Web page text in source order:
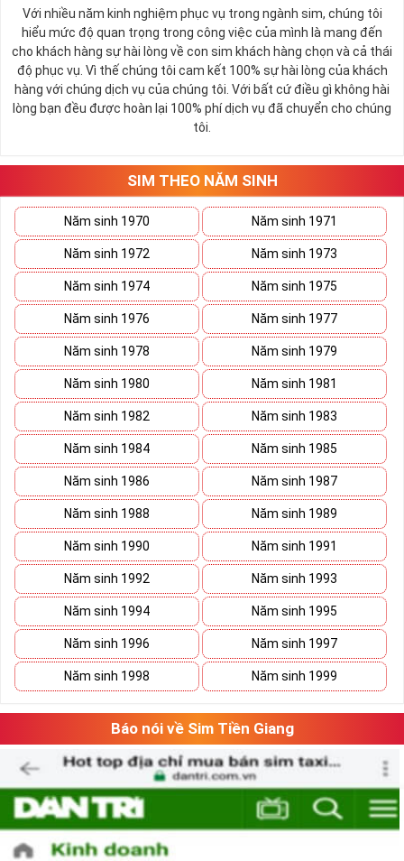
Với nhiều năm kinh nghiệm phục vụ trong ngành sim, chúng tôi
hiểu mức độ quan trọng trong công việc của mình là mang đến
cho khách hàng sự hài lòng về con sim khách hàng chọn và cả thái
độ phục vụ. Vì thế chúng tôi cam kết 100% sự hài lòng của khách
hàng với chúng dịch vụ của chúng tôi. Với bất cứ điều gì không hài
lòng bạn đều được hoàn lại 100% phí dịch vụ đã chuyển cho chúng
tôi.
SIM THEO NĂM SINH
Năm sinh 1970 Năm sinh 1971
Năm sinh 1972 Năm sinh 1973
Năm sinh 1974 Năm sinh 1975
Năm sinh 1976 Năm sinh 1977
Năm sinh 1978 Năm sinh 1979
Năm sinh 1980 Năm sinh 1981
Năm sinh 1982 Năm sinh 1983
Năm sinh 1984 Năm sinh 1985
Năm sinh 1986 Năm sinh 1987
Năm sinh 1988 Năm sinh 1989
Năm sinh 1990 Năm sinh 1991
Năm sinh 1992 Năm sinh 1993
Năm sinh 1994 Năm sinh 1995
Năm sinh 1996 Năm sinh 1997
Năm sinh 1998 Năm sinh 1999
Báo nói về Sim Tiền Giang